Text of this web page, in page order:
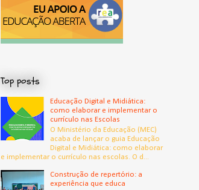
Top posts
Educação Digital e Midiática:
como elaborar e implementar o
currículo nas Escolas
O Ministério da Educação (MEC)
acaba de lançar o guia Educação
Digital e Midiática: como elaborar
e implementar o currículo nas escolas. O d...
Construção de repertório: a
experiência que educa